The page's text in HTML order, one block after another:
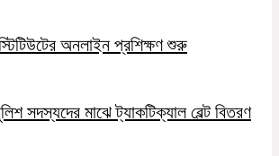
অনলাইন প্রশিক্ষণ শুরু
সদস্যদের মাঝে ট্যাকটিক্যাল বেল্ট বিতরণ